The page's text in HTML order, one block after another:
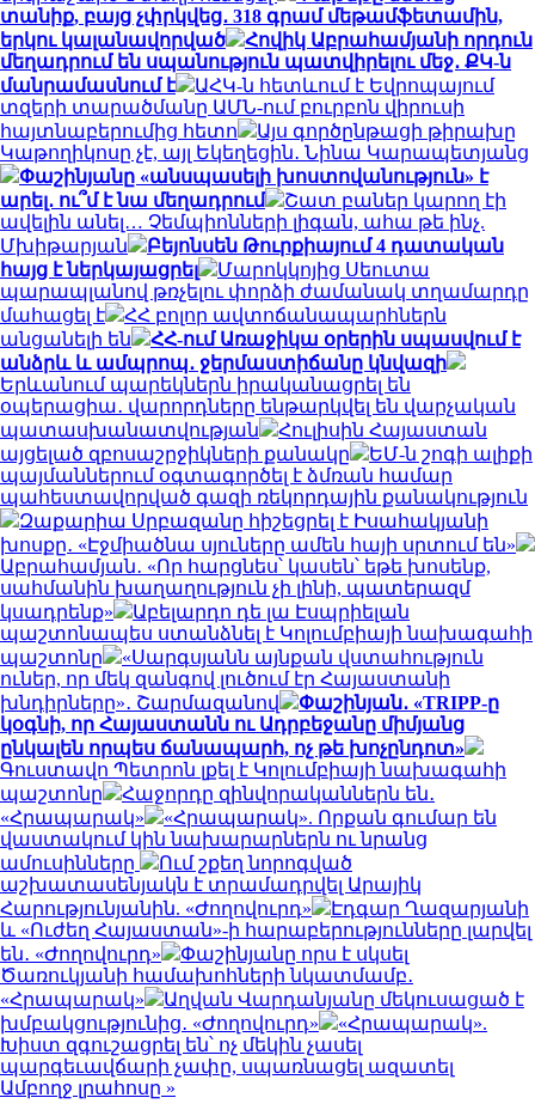
տանիք, բայց չփրկվեց․ 318 գրամ մեթամֆետամին,
երկու կալանավորված
Հովիկ Աբրահամյանի որդուն
մեղադրում են սպանություն պատվիրելու մեջ․ ՔԿ-ն
մանրամասնում է
ԱՀԿ-ն հետևում է Եվրոպայում
տզերի տարածմանը ԱՄՆ-ում բուրբոն վիրուսի
հայտնաբերումից հետո
Այս գործընթացի թիրախը
Կաթողիկոսը չէ, այլ Եկեղեցին․ Նինա Կարապետյանց
Փաշինյանը «անսպասելի խոստովանություն» է
արել․ ու՞մ է նա մեղադրում
Շատ բաներ կարող էի
ավելին անել… Չեմպիոնների լիգան, ահա թե ինչ.
Մխիթարյան
Բեյոնսեն Թուրքիայում 4 դատական
հայց է ներկայացրել
Մարոկկոյից Սեուտա
պարապլանով թռչելու փորձի ժամանակ տղամարդը
մահացել է
ՀՀ բոլոր ավտոճանապարհներն
անցանելի են
ՀՀ-ում Առաջիկա օրերին սպասվում է
անձրև և ամպրոպ․ ջերմաստիճանը կնվազի
Երևանում պարեկներն իրականացրել են
օպերացիա․ վարորդները ենթարկվել են վարչական
պատասխանատվության
Հուլիսին Հայաստան
այցելած զբոսաշրջիկների քանակը
ԵՄ-ն շոգի ալիքի
պայմաններում օգտագործել է ձմռան համար
պահեստավորված գազի ռեկորդային քանակություն
Զաքարիա Սրբազանը հիշեցրել է Իսահակյանի
խոսքը․ «Էջմիածնա սյուները ամեն հայի սրտում են»
Աբրահամյան․ «Որ հարցնես՝ կասեն՝ եթե խոսենք,
սահմանին խաղաղություն չի լինի, պատերազմ
կսադրենք»
Աբելարդո դե լա Էսպրիելան
պաշտոնապես ստանձնել է Կոլումբիայի նախագահի
պաշտոնը
«Սարգսյանն այնքան վստահություն
ուներ, որ մեկ զանգով լուծում էր Հայաստանի
խնդիրները»․ Շարմազանով
Փաշինյան․ «TRIPP-ը
կօգնի, որ Հայաստանն ու Ադրբեջանը միմյանց
ընկալեն որպես ճանապարհ, ոչ թե խոչընդոտ»
Գուստավո Պետրոն լքել է Կոլումբիայի նախագահի
պաշտոնը
Հաջորդը զինվորականներն են․
«Հրապարակ»
«Հրապարակ». Որքան գումար են
վաստակում կին նախարարներն ու նրանց
ամուսինները
Ում շքեղ նորոգված
աշխատասենյակն է տրամադրվել Արայիկ
Հարությունյանին. «Ժողովուրդ»
Էդգար Ղազարյանի
և «Ուժեղ Հայաստան»-ի հարաբերությունները լարվել
են․ «Ժողովուրդ»
Փաշինյանը որս է սկսել
Ծառուկյանի համախոհների նկատմամբ․
«Հրապարակ»
Աղվան Վարդանյանը մեկուսացած է
խմբակցությունից․ «Ժողովուրդ»
«Հրապարակ».
Խիստ զգուշացրել են՝ ոչ մեկին չասել
պարգեւավճարի չափը, սպառնացել ազատել
Ամբողջ լրահոսը »